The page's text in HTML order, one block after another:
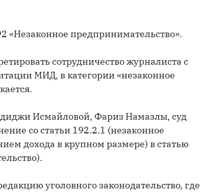
«Незаконное предпринимательство».
сотрудничество журналиста с
МИД, в категории «незаконное
Исмайловой, Фариз Намазлы, суд
со статьи 192.2.1 (незаконное
дохода в крупном размере) в статью
уголовного законодательство, где